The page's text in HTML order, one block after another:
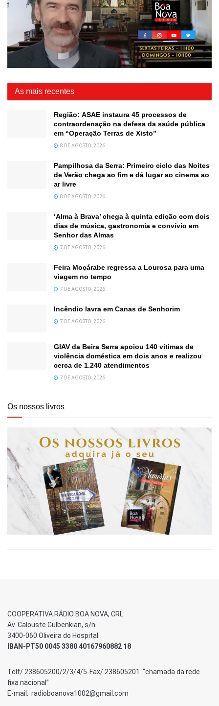
As mais recentes
Região: ASAE instaura 45 processos de
contraordenação na defesa da saúde pública
em “Operação Terras de Xisto”
8 DE AGOSTO, 2026
Pampilhosa da Serra: Primeiro ciclo das Noites
de Verão chega ao fim e dá lugar ao cinema ao
ar livre
8 DE AGOSTO, 2026
‘Alma à Brava’ chega à quinta edição com dois
dias de música, gastronomia e convívio em
Senhor das Almas
7 DE AGOSTO, 2026
Feira Moçárabe regressa a Lourosa para uma
viagem no tempo
7 DE AGOSTO, 2026
Incêndio lavra em Canas de Senhorim
7 DE AGOSTO, 2026
GIAV da Beira Serra apoiou 140 vítimas de
violência doméstica em dois anos e realizou
cerca de 1.240 atendimentos
7 DE AGOSTO, 2026
Os nossos livros
COOPERATIVA RÁDIO BOA NOVA, CRL
Av. Calouste Gulbenkian, s/n
3400-060 Oliveira do Hospital
IBAN-PT50 0045 3380 40167960882 18
Telf/ 238605200/2/3/4/5-Fax/ 238605201 “chamada da rede
fixa nacional”
E-mail: radioboanova1002@gmail.com